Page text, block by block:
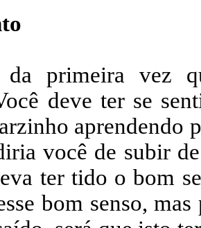
da primeira vez
deve ter se
aprendendo
você de subir
ter tido o bom
bom senso,